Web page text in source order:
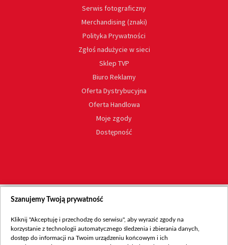
Serwis fotograficzny
Merchandising (znaki)
Polityka Prywatności
Zgłoś nadużycie w sieci
Sklep TVP
Biuro Reklamy
Oferta Dystrybucyjna
Oferta Handlowa
Moje zgody
Dostępność
Szanujemy Twoją prywatność
Kliknij "Akceptuję i przechodzę do serwisu", aby wyrazić zgody na
korzystanie z technologii automatycznego śledzenia i zbierania danych,
dostęp do informacji na Twoim urządzeniu końcowym i ich